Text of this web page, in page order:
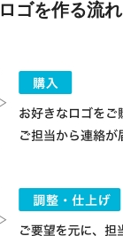
ロゴを作る流れ